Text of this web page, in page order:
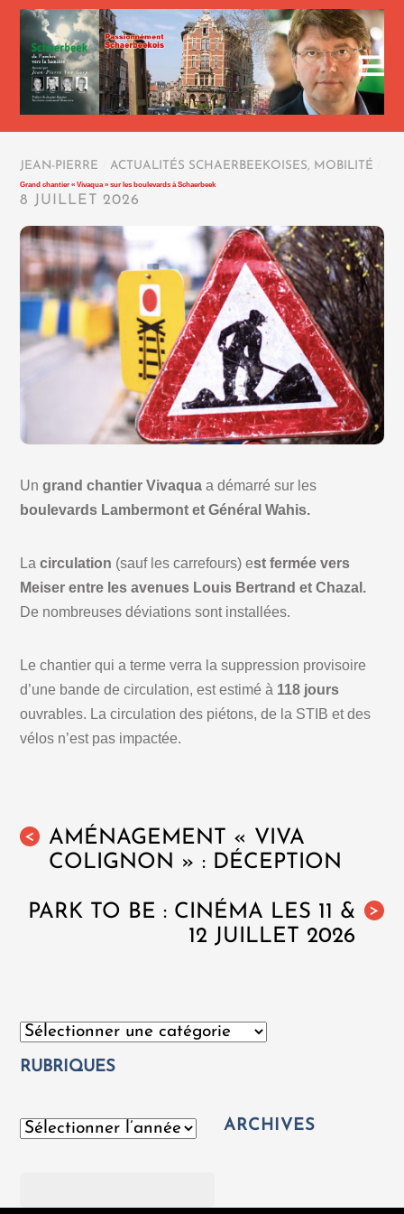
JEAN-PIERRE ACTUALITÉS SCHAERBEEKOISES, MOBILITÉ
Grand chantier « Vivaqua » sur les boulevards à Schaerbeek
8 JUILLET 2026
Ungrand chantier Vivaqua a démarré sur les
boulevards Lambermont et Général Wahis.
La circulation (sauf les carrefours) est fermée vers
Meiser entre les avenues Louis Bertrand et Chazal.
De nombreuses déviations sont installées.
Le chantier qui a terme verra la suppression provisoire
d’une bande de circulation, est estimé à 118 jours
ouvrables. La circulation des piétons, de la STIB et des
vélos n’est pas impactée.
<
AMÉNAGEMENT « VIVA
COLIGNON » : DÉCEPTION
>
PARK TO BE : CINÉMA LES 11 &
12 JUILLET 2026
Catégories
RUBRIQUES
Archives ARCHIVES